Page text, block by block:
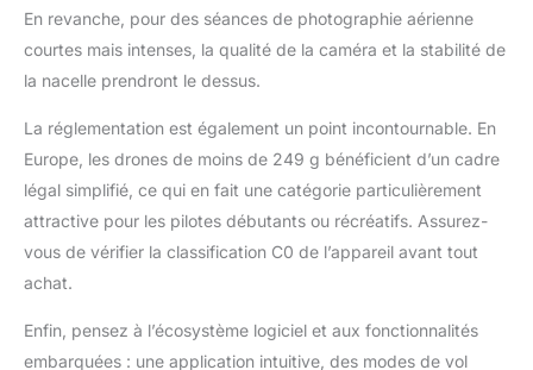
N1C, sac à bandoulière,
attaches-hélices, hélices
de rechange, et plus
longtemps et capturer
davantage. Remarques :
la réglementation relative
aux drones peut varier
en fonction de
l’utilisation que vous en
consulter et à respecter
scrupuleusement les lois
En revanche, pour des séances de photographie aérienne
courtes mais intenses, la qualité de la caméra et la stabilité de
la nacelle prendront le dessus.
La réglementation est également un point incontournable. En
Europe, les drones de moins de 249 g bénéficient d’un cadre
légal simplifié, ce qui en fait une catégorie particulièrement
attractive pour les pilotes débutants ou récréatifs. Assurez-
vous de vérifier la classification C0 de l’appareil avant tout
achat.
Enfin, pensez à l’écosystème logiciel et aux fonctionnalités
embarquées : une application intuitive, des modes de vol